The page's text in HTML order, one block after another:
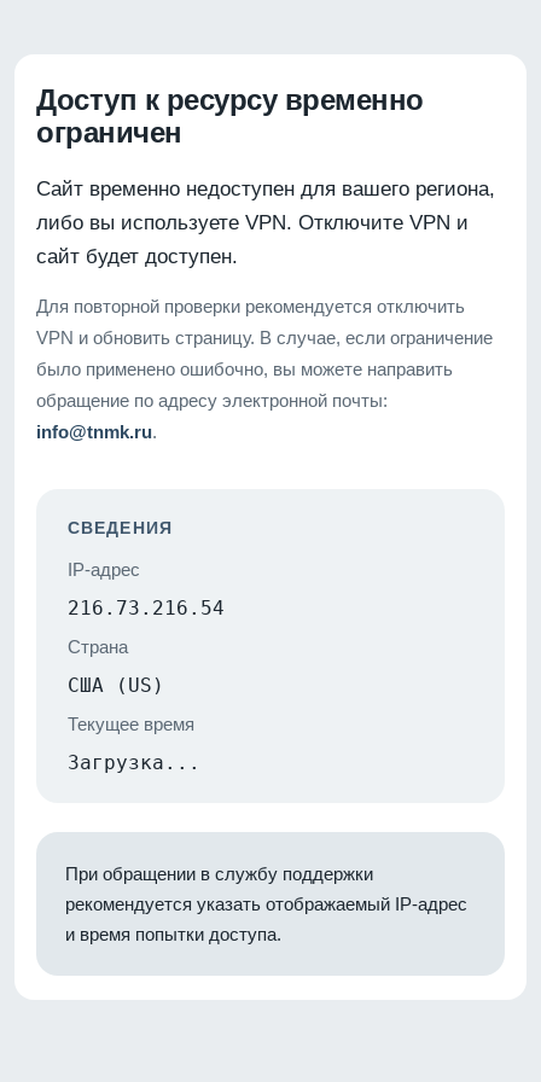
Доступ к ресурсу временно
ограничен
Сайт временно недоступен для вашего региона,
либо вы используете VPN. Отключите VPN и
сайт будет доступен.
Для повторной проверки рекомендуется отключить
VPN и обновить страницу. В случае, если ограничение
было применено ошибочно, вы можете направить
обращение по адресу электронной почты:
info@tnmk.ru.
СВЕДЕНИЯ
IP-адрес
216.73.216.54
Страна
США (US)
Текущее время
Загрузка...
При обращении в службу поддержки
рекомендуется указать отображаемый IP-адрес
и время попытки доступа.